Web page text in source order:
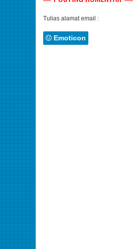
Tulias alamat email :
Emoticon